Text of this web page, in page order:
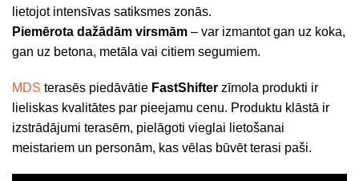
lietojot intensīvas satiksmes zonās.
Piemērota dažādām virsmām – var izmantot gan uz koka,
gan uz betona, metāla vai citiem segumiem.
MDS terasēs piedāvātie FastShifter zīmola produkti ir
lieliskas kvalitātes par pieejamu cenu. Produktu klāstā ir
izstrādājumi terasēm, pielāgoti vieglai lietošanai
meistariem un personām, kas vēlas būvēt terasi paši.